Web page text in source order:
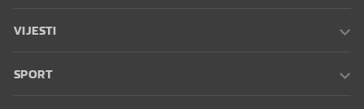
VIJESTI
SPORT